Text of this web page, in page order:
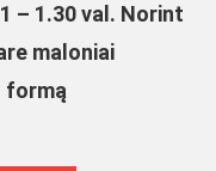
– 1.30 val. Norint
maloniai
formą